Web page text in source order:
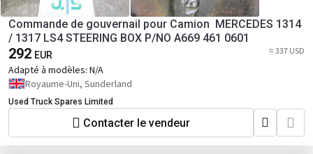
Commande de gouvernail pour Camion MERCEDES 1314
/ 1317 LS4 STEERING BOX P/NO A669 461 0601
292 EUR ≈ 337 USD
Adapté à modèles: N/A
Royaume-Uni, Sunderland
Used Truck Spares Limited
Contacter le vendeur